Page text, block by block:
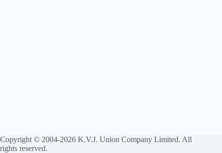
Copyright © 2004-2026 K.V.J. Union Company Limited. All
rights reserved.